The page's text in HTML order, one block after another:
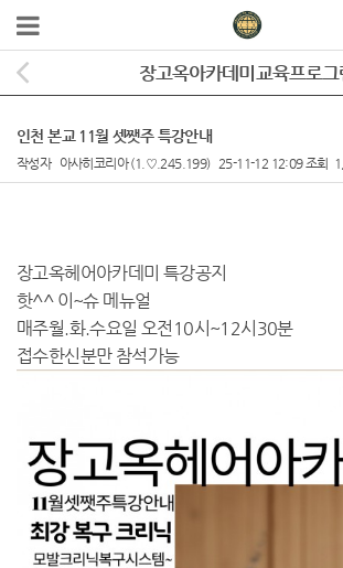
장고옥아카데미교육프로그
인천 본교 11월 셋쨋주 특강안내
작성자 아사히코리아(1.♡.245.199) 25-11-12 12:09조회
장고옥헤어아카데미 특강공지
핫^^ 이~슈 메뉴얼
매주월.화.수요일 오전10시~12시30분
접수한신분만 참석가능